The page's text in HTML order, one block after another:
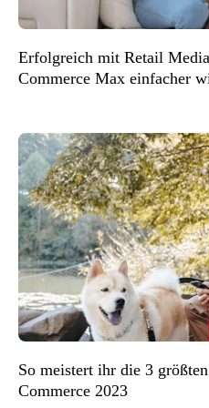
Erfolgreich mit Retail
Commerce Max einfacher
So meistert ihr die 3
Commerce 2023